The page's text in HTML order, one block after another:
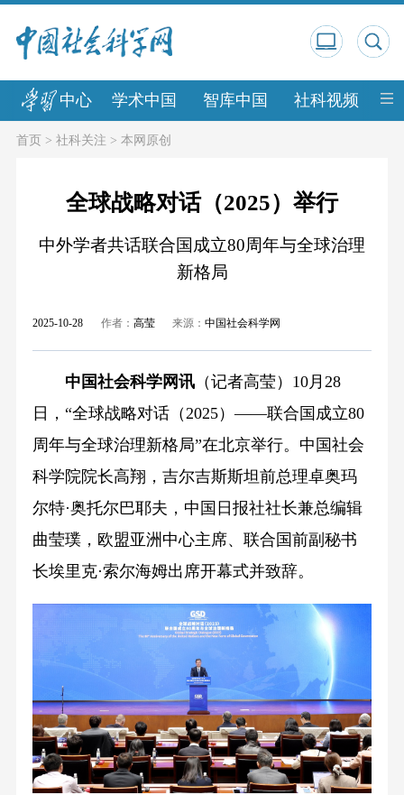
中心 学术中国 智库中国 社科视频 中
首页> 社科关注 > 本网原创
全球战略对话（2025）举行
中外学者共话联合国成立80周年与全球治理
新格局
2025-10-28 作者： 高莹 来源：中国社会科学网
中国社会科学网讯（记者高莹）10月28
日，“全球战略对话（2025）——联合国成立80
周年与全球治理新格局”在北京举行。中国社会
科学院院长高翔，吉尔吉斯斯坦前总理卓奥玛
尔特·奥托尔巴耶夫，中国日报社社长兼总编辑
曲莹璞，欧盟亚洲中心主席、联合国前副秘书
长埃里克·索尔海姆出席开幕式并致辞。